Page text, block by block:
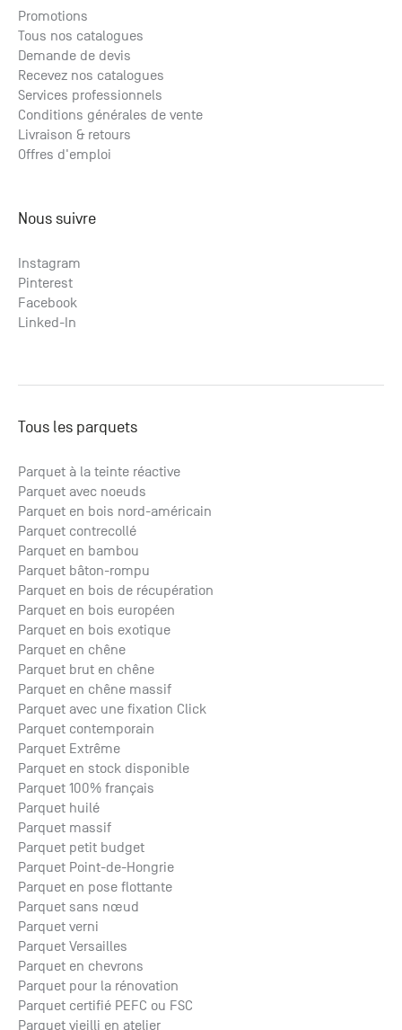
Promotions
Tous nos catalogues
Demande de devis
Recevez nos catalogues
Services professionnels
Conditions générales de vente
Livraison & retours
Offres d'emploi
Nous suivre
Instagram
Pinterest
Facebook
Linked-In
Tous les parquets
Parquet à la teinte réactive
Parquet avec noeuds
Parquet en bois nord-américain
Parquet contrecollé
Parquet en bambou
Parquet bâton-rompu
Parquet en bois de récupération
Parquet en bois européen
Parquet en bois exotique
Parquet en chêne
Parquet brut en chêne
Parquet en chêne massif
Parquet avec une fixation Click
Parquet contemporain
Parquet Extrême
Parquet en stock disponible
Parquet 100% français
Parquet huilé
Parquet massif
Parquet petit budget
Parquet Point-de-Hongrie
Parquet en pose flottante
Parquet sans nœud
Parquet verni
Parquet Versailles
Parquet en chevrons
Parquet pour la rénovation
Parquet certifié PEFC ou FSC
Parquet vieilli en atelier